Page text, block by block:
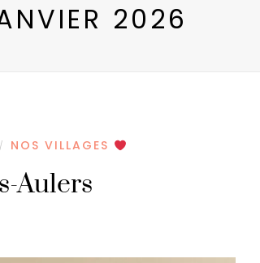
2026
/ NOS VILLAGES
Aulers